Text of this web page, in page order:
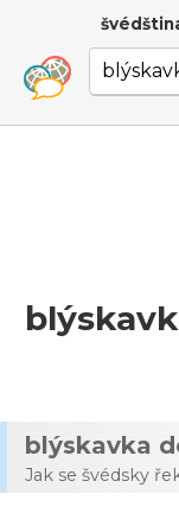
blýskavka
Jak se švédsky